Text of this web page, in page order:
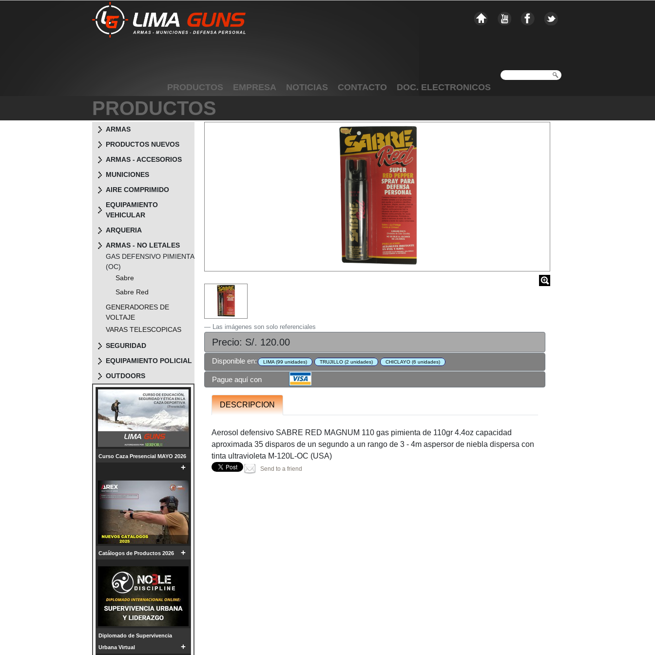
PRODUCTOS EMPRESA NOTICIAS CONTACTO DOC. ELECTRONICOS
PRODUCTOS
ARMAS
PRODUCTOS NUEVOS
ARMAS - ACCESORIOS
MUNICIONES
AIRE COMPRIMIDO
EQUIPAMIENTO
VEHICULAR
ARQUERIA
ARMAS - NO LETALES
GAS DEFENSIVO PIMIENTA
(OC)
Sabre
Sabre Red
GENERADORES DE
VOLTAJE
VARAS TELESCOPICAS
SEGURIDAD
EQUIPAMIENTO POLICIAL
OUTDOORS
Curso Caza Presencial MAYO 2026
+
Catálogos de Productos 2026 +
Diplomado de Supervivencia
Urbana Virtual
+
Las imágenes son solo referenciales
Precio: S/. 120.00
Disponible en: LIMA (99 unidades) TRUJILLO (2 unidades) CHICLAYO (6 unidades)
Pague aquí con
DESCRIPCION
Aerosol defensivo SABRE RED MAGNUM 110 gas pimienta de 110gr 4.4oz capacidad
aproximada 35 disparos de un segundo a un rango de 3 - 4m aspersor de niebla dispersa con
tinta ultravioleta M-120L-OC (USA)
Send to a friend